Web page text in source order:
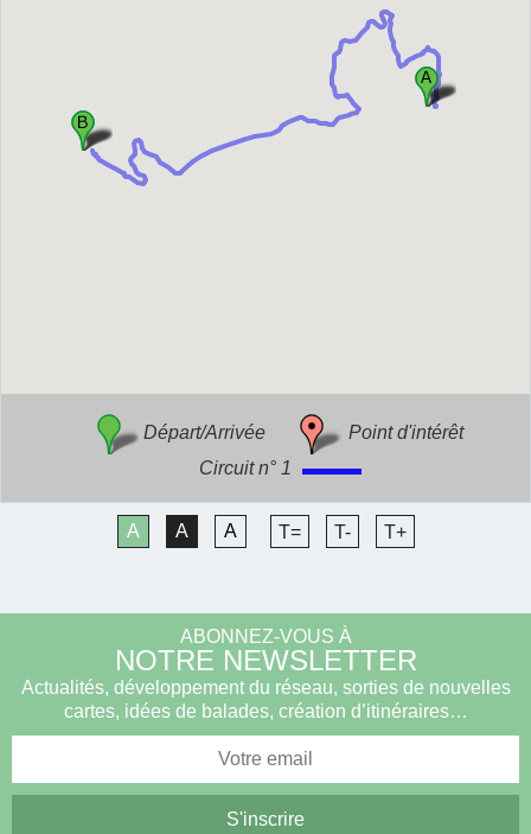
Départ/Arrivée
Point d'intérêt
Circuit n° 1
A A A T= T- T+
ABONNEZ-VOUS À
NOTRE NEWSLETTER
Actualités, développement du réseau, sorties de nouvelles
cartes, idées de balades, création d’itinéraires…